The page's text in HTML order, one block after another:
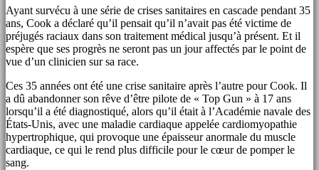
Ayant survécu à une série de crises sanitaires en cascade pendant 35
ans, Cook a déclaré qu’il pensait qu’il n’avait pas été victime de
préjugés raciaux dans son traitement médical jusqu’à présent. Et il
espère que ses progrès ne seront pas un jour affectés par le point de
vue d’un clinicien sur sa race.
Ces 35 années ont été une crise sanitaire après l’autre pour Cook. Il
a dû abandonner son rêve d’être pilote de « Top Gun » à 17 ans
lorsqu’il a été diagnostiqué, alors qu’il était à l’Académie navale des
États-Unis, avec une maladie cardiaque appelée cardiomyopathie
hypertrophique, qui provoque une épaisseur anormale du muscle
cardiaque, ce qui le rend plus difficile pour le cœur de pomper le
sang.